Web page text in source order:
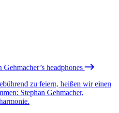
headphones
zu feiern, heißen wir einen
Stephan Gehmacher,